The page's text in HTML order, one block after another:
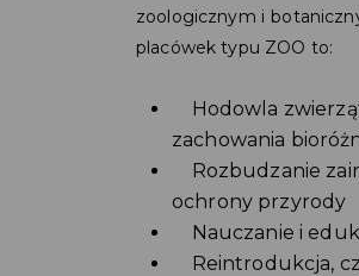
zoologicznym i
placówek typu ZOO to:
Hodowla
zachowania
Rozbudzanie
ochrony przyrody
Nauczanie i
Reintrodukcja,